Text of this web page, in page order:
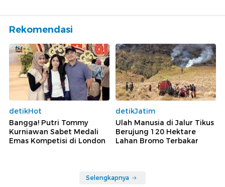
Rekomendasi
detikHot
Bangga! Putri Tommy
Kurniawan Sabet Medali
Emas Kompetisi di London
detikJatim
Ulah Manusia di Jalur Tikus
Berujung 120 Hektare
Lahan Bromo Terbakar
Selengkapnya